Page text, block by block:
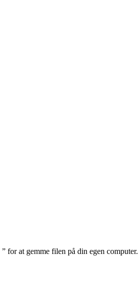
” for at gemme filen på din egen computer.